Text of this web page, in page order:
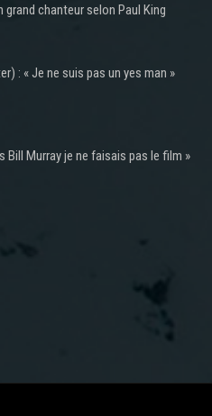
chanteur selon Paul King
: « Je ne suis pas un yes man »
Bill Murray je ne faisais pas le film »